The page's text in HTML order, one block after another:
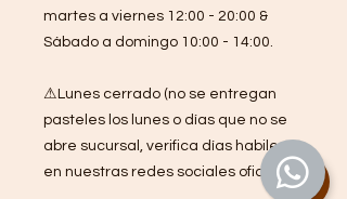
martes a viernes 12:00 - 20:00 &
Sábado a domingo 10:00 - 14:00.
⚠Lunes cerrado (no se entregan
pasteles los lunes o días que no se
abre sucursal, verifica días habiles
en nuestras redes sociales oficiales).